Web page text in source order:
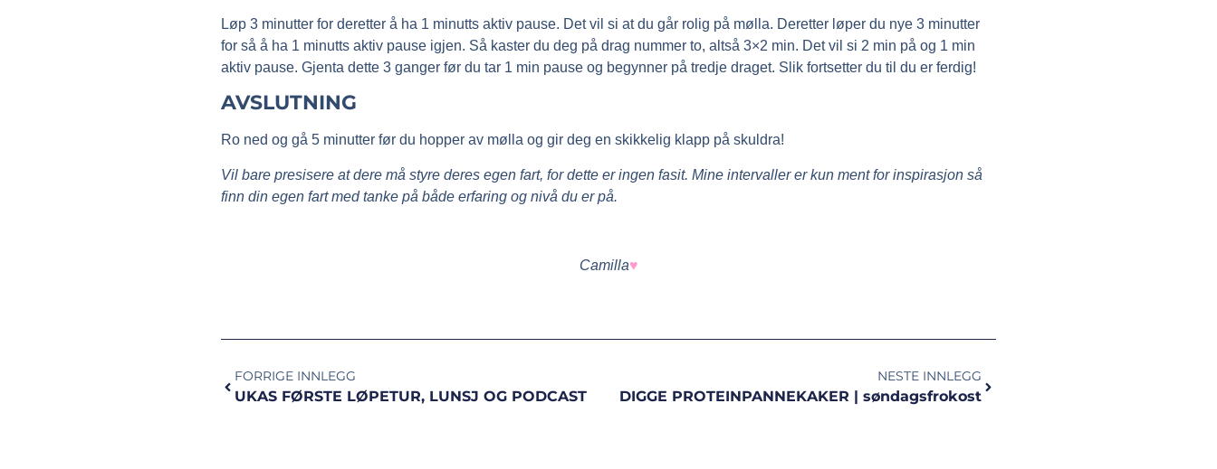
Løp 3 minutter for deretter å ha 1 minutts aktiv pause. Det vil si at du går rolig på mølla. Deretter løper du nye 3 minutter
for så å ha 1 minutts aktiv pause igjen. Så kaster du deg på drag nummer to, altså 3×2 min. Det vil si 2 min på og 1 min
aktiv pause. Gjenta dette 3 ganger før du tar 1 min pause og begynner på tredje draget. Slik fortsetter du til du er ferdig!
AVSLUTNING
Ro ned og gå 5 minutter før du hopper av mølla og gir deg en skikkelig klapp på skuldra!
Vil bare presisere at dere må styre deres egen fart, for dette er ingen fasit. Mine intervaller er kun ment for inspirasjon så
finn din egen fart med tanke på både erfaring og nivå du er på.
Camilla♥
FORRIGE INNLEGG
UKAS FØRSTE LØPETUR, LUNSJ OG PODCAST
NESTE INNLEGG
DIGGE PROTEINPANNEKAKER | søndagsfrokost